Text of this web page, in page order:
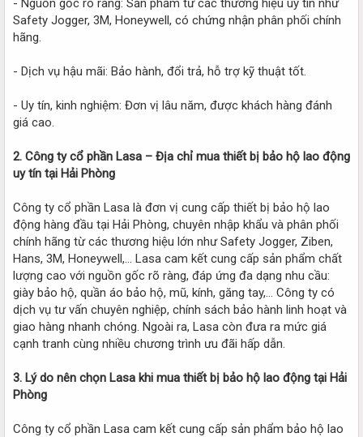
Safety Jogger, 3M, Honeywell, có chứng nhận phân phối chính
hãng.
- Dịch vụ hậu mãi: Bảo hành, đổi trả, hỗ trợ kỹ thuật tốt.
- Uy tín, kinh nghiệm: Đơn vị lâu năm, được khách hàng đánh
giá cao.
2. Công ty cổ phần Lasa – Địa chỉ mua thiết bị bảo hộ lao động
uy tín tại Hải Phòng
Công ty cổ phần Lasa là đơn vị cung cấp thiết bị bảo hộ lao
động hàng đầu tại Hải Phòng, chuyên nhập khẩu và phân phối
chính hãng từ các thương hiệu lớn như Safety Jogger, Ziben,
Hans, 3M, Honeywell,... Lasa cam kết cung cấp sản phẩm chất
lượng cao với nguồn gốc rõ ràng, đáp ứng đa dạng nhu cầu:
giày bảo hộ, quần áo bảo hộ, mũ, kính, găng tay,... Công ty có
dịch vụ tư vấn chuyên nghiệp, chính sách bảo hành linh hoạt và
giao hàng nhanh chóng. Ngoài ra, Lasa còn đưa ra mức giá
cạnh tranh cùng nhiều chương trình ưu đãi hấp dẫn.
3. Lý do nên chọn Lasa khi mua thiết bị bảo hộ lao động tại Hải
Phòng
Công ty cổ phần Lasa cam kết cung cấp sản phẩm bảo hộ lao